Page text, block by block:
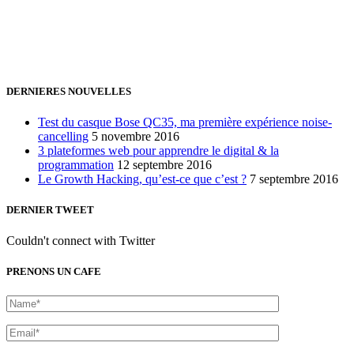
DERNIERES NOUVELLES
Test du casque Bose QC35, ma première expérience noise-
cancelling 5 novembre 2016
3 plateformes web pour apprendre le digital & la
programmation 12 septembre 2016
Le Growth Hacking, qu’est-ce que c’est ? 7 septembre 2016
DERNIER TWEET
Couldn't connect with Twitter
PRENONS UN CAFE